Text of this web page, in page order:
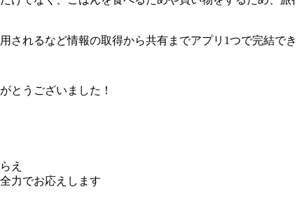
されるなど情報の取得から共有までアプリ1つで完結で
とうございました！
え
力でお応えします